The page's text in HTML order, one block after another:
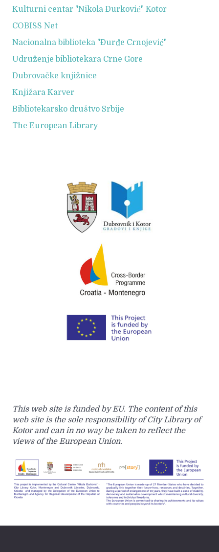
Kulturni centar "Nikola Đurković" Kotor
COBISS Net
Nacionalna biblioteka "Đurđe Crnojević"
Udruženje bibliotekara Crne Gore
Dubrovačke knjižnice
Knjižara Karver
Bibliotekarsko društvo Srbije
The European Library
This web site is funded by EU. The content of this
web site is the sole responsibility of City Library of
Kotor and can in no way be taken to reflect the
views of the European Union.